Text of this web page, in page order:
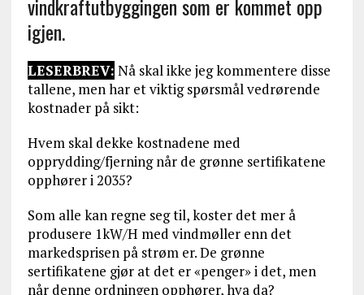
vindkraftutbyggingen som er kommet opp
igjen.
LESERBREV: Nå skal ikke jeg kommentere disse
tallene, men har et viktig spørsmål vedrørende
kostnader på sikt:
Hvem skal dekke kostnadene med
opprydding/fjerning når de grønne sertifikatene
opphører i 2035?
Som alle kan regne seg til, koster det mer å
produsere 1kW/H med vindmøller enn det
markedsprisen på strøm er. De grønne
sertifikatene gjør at det er «penger» i det, men
når denne ordningen opphører, hva da?